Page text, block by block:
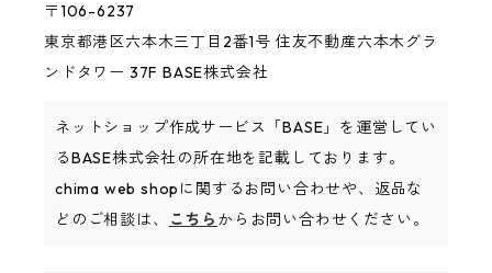
〒106-6237
東京都港区六本木三丁目2番1号 住友不動産六本木グラ
ンドタワー 37F BASE株式会社
ネットショップ作成サービス「BASE」を運営してい
るBASE株式会社の所在地を記載しております。
chima web shopに関するお問い合わせや、返品な
どのご相談は、
こちら からお問い合わせください。